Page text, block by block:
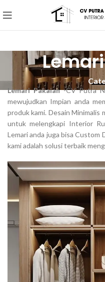
Lemari Pakaian-CV Putra
mewujudkan Impian anda
produk kami. Desain Minimalis
untuk melengkapi Interior
Lemari anda juga bisa Custom
kami adalah solusi terbaik